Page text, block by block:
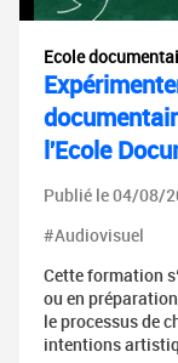
Ecole
l'Ecole
Publié le 04/08/
#Audiovisuel
Cette formation
ou en
le processus de
intentions